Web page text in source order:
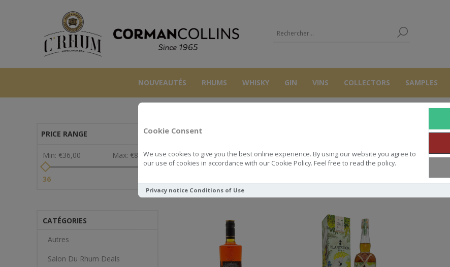
Cookie Consent
We use cookies to give you the best online experience. By using our website you agree to
our use of cookies in accordance with our Cookie Policy. Feel free to read the policy.
Privacy notice Conditions of Use
NOUVEAUTÉS RHUMS WHISKY GIN VINS COLLECTORS SAMPLES
BEENLEIGH
PRICE RANGE
Min: €36,00 Max: €89,00
36
CATÉGORIES
Autres
Salon Du Rhum Deals